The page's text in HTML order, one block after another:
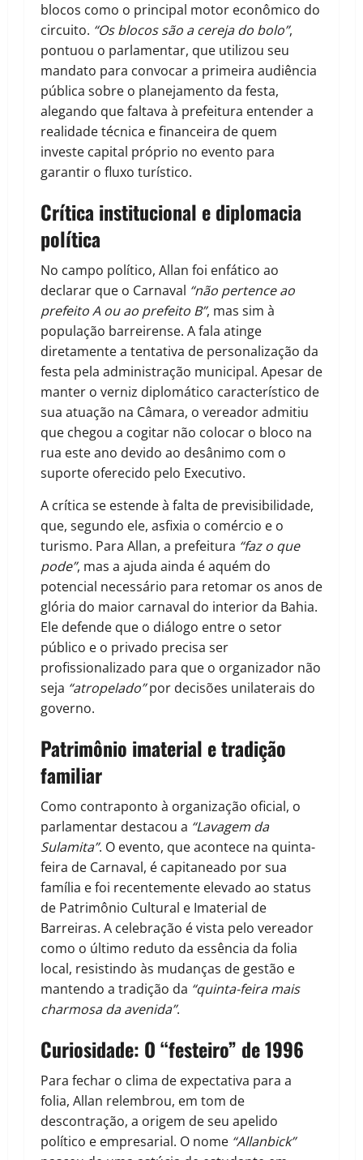
blocos como o principal motor econômico do
circuito. “Os blocos são a cereja do bolo”,
pontuou o parlamentar, que utilizou seu
mandato para convocar a primeira audiência
pública sobre o planejamento da festa,
alegando que faltava à prefeitura entender a
realidade técnica e financeira de quem
investe capital próprio no evento para
garantir o fluxo turístico.
Crítica institucional e diplomacia
política
No campo político, Allan foi enfático ao
declarar que o Carnaval “não pertence ao
prefeito A ou ao prefeito B”, mas sim à
população barreirense. A fala atinge
diretamente a tentativa de personalização da
festa pela administração municipal. Apesar de
manter o verniz diplomático característico de
sua atuação na Câmara, o vereador admitiu
que chegou a cogitar não colocar o bloco na
rua este ano devido ao desânimo com o
suporte oferecido pelo Executivo.
A crítica se estende à falta de previsibilidade,
que, segundo ele, asfixia o comércio e o
turismo. Para Allan, a prefeitura “faz o que
pode”, mas a ajuda ainda é aquém do
potencial necessário para retomar os anos de
glória do maior carnaval do interior da Bahia.
Ele defende que o diálogo entre o setor
público e o privado precisa ser
profissionalizado para que o organizador não
seja “atropelado”por decisões unilaterais do
governo.
Patrimônio imaterial etradição
familiar
Como contraponto à organização oficial, o
parlamentar destacou a “Lavagem da
Sulamita”. O evento, que acontece na quinta-
feira de Carnaval, é capitaneado por sua
família e foi recentemente elevado ao status
de Patrimônio Cultural e Imaterial de
Barreiras. A celebração é vista pelo vereador
como o último reduto da essência da folia
local, resistindo às mudanças de gestão e
mantendo a tradição da “quinta-feira mais
charmosa da avenida”.
Curiosidade: O “festeiro” de 1996
Para fechar o clima de expectativa para a
folia, Allan relembrou, em tom de
descontração, a origem de seu apelido
político e empresarial. O nome “Allanbick”